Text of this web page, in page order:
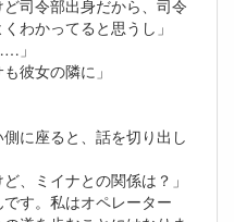
司令部出身だから、司令
わかってると思うし」
」
彼女の隣に」
に座ると、話を切り出し
、ミイナとの関係は？」
す。私はオペレーター